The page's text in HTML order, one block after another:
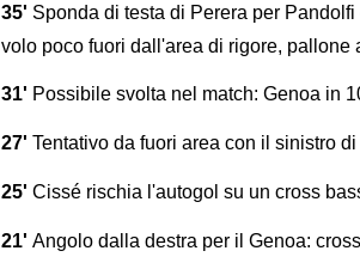
35' Sponda di testa di Perera per
volo poco fuori dall'area di rigore, pallone
31' Possibile svolta nel match: Genoa in
27' Tentativo da fuori area con il sinistro
25' Cissé rischia l'autogol su un cross
21' Angolo dalla destra per il Genoa: